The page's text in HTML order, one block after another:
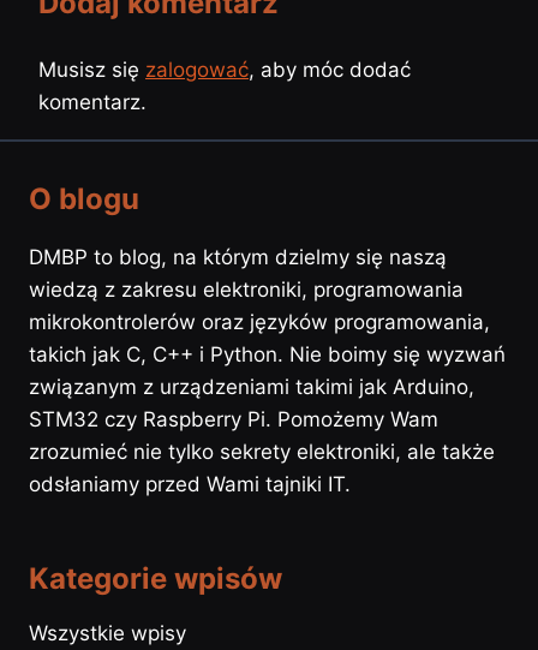
Musisz się zalogować, aby móc dodać
komentarz.
O blogu
DMBP to blog, na którym dzielmy się naszą
wiedzą z zakresu elektroniki, programowania
mikrokontrolerów oraz języków programowania,
takich jak C, C++ i Python. Nie boimy się wyzwań
związanym z urządzeniami takimi jak Arduino,
STM32 czy Raspberry Pi. Pomożemy Wam
zrozumieć nie tylko sekrety elektroniki, ale także
odsłaniamy przed Wami tajniki IT.
Kategorie wpisów
Wszystkie wpisy